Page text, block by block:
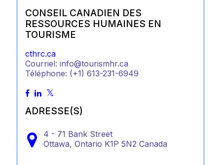
CONSEIL CANADIEN DES
RESSOURCES HUMAINES EN
TOURISME
cthrc.ca
Courriel: info@tourismhr.ca
Téléphone: (+1) 613-231-6949
ADRESSE(S)
4 - 71 Bank Street
Ottawa, Ontario K1P 5N2 Canada